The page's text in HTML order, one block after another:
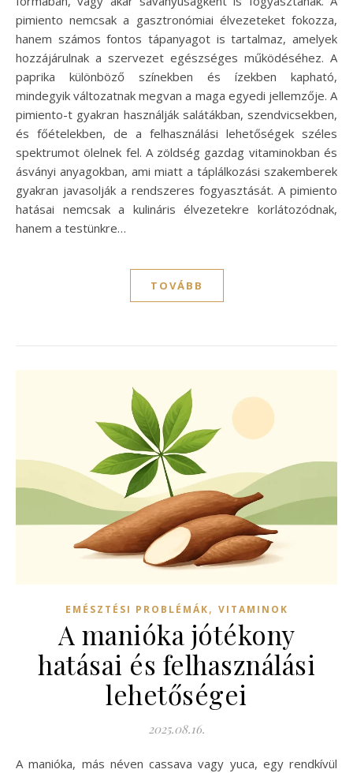
pimiento nemcsak a gasztronómiai élvezeteket fokozza,
hanem számos fontos tápanyagot is tartalmaz, amelyek
hozzájárulnak a szervezet egészséges működéséhez. A
paprika különböző színekben és ízekben kapható,
mindegyik változatnak megvan a maga egyedi jellemzője. A
pimiento-t gyakran használják salátákban, szendvicsekben,
és főételekben, de a felhasználási lehetőségek széles
spektrumot ölelnek fel. A zöldség gazdag vitaminokban és
ásványi anyagokban, ami miatt a táplálkozási szakemberek
gyakran javasolják a rendszeres fogyasztását. A pimiento
hatásai nemcsak a kulináris élvezetekre korlátozódnak,
hanem a testünkre…
TOVÁBB
EMÉSZTÉSI PROBLÉMÁK, VITAMINOK
A manióka jótékony
hatásai és felhasználási
lehetőségei
2025.08.16.
A manióka, más néven cassava vagy yuca, egy rendkívül